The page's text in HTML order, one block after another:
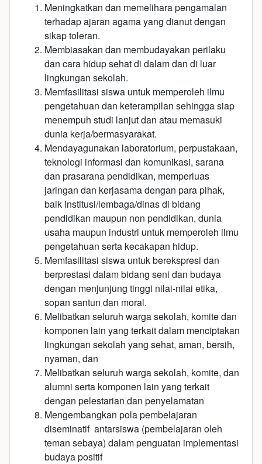
Meningkatkan dan memelihara pengamalan
terhadap ajaran agama yang dianut dengan
sikap toleran.
Membiasakan dan membudayakan perilaku
dan cara hidup sehat di dalam dan di luar
lingkungan sekolah.
Memfasilitasi siswa untuk memperoleh ilmu
pengetahuan dan keterampilan sehingga siap
menempuh studi lanjut dan atau memasuki
dunia kerja/bermasyarakat.
Mendayagunakan laboratorium, perpustakaan,
teknologi informasi dan komunikasi, sarana
dan prasarana pendidikan, memperluas
jaringan dan kerjasama dengan para pihak,
baik institusi/lembaga/dinas di bidang
pendidikan maupun non pendidikan, dunia
usaha maupun industri untuk memperoleh ilmu
pengetahuan serta kecakapan hidup.
Memfasilitasi siswa untuk berekspresi dan
berprestasi dalam bidang seni dan budaya
dengan menjunjung tinggi nilai-nilai etika,
sopan santun dan moral.
Melibatkan seluruh warga sekolah, komite dan
komponen lain yang terkait dalam menciptakan
lingkungan sekolah yang sehat, aman, bersih,
nyaman, dan
Melibatkan seluruh warga sekolah, komite, dan
alumni serta komponen lain yang terkait
dengan pelestarian dan penyelamatan
Mengembangkan pola pembelajaran
diseminatif antarsiswa (pembelajaran oleh
teman sebaya) dalam penguatan implementasi
budaya positif